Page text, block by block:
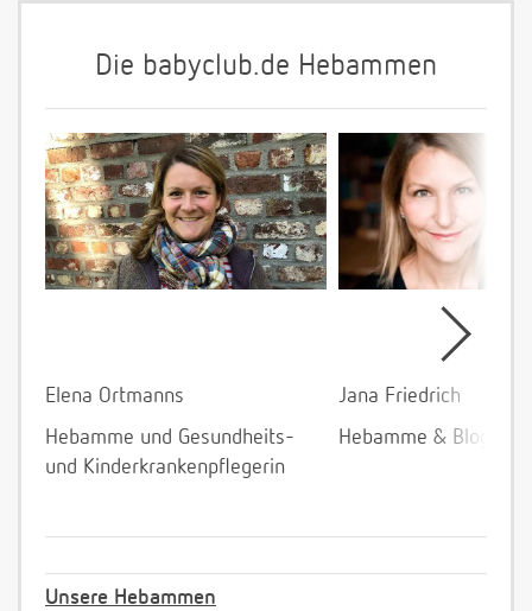
Die babyclub.de Hebammen
Elena Ortmanns
Hebamme und Gesundheits-
und Kinderkrankenpflegerin
Jana Friedrich
Hebamme &
Unsere Hebammen